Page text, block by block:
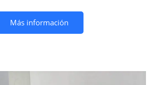
Más información